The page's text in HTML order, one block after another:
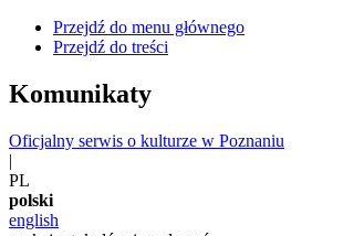
Przejdź do menu głównego
Przejdź do treści
Komunikaty
Oficjalny serwis o kulturze w Poznaniu
|
PL
polski
english